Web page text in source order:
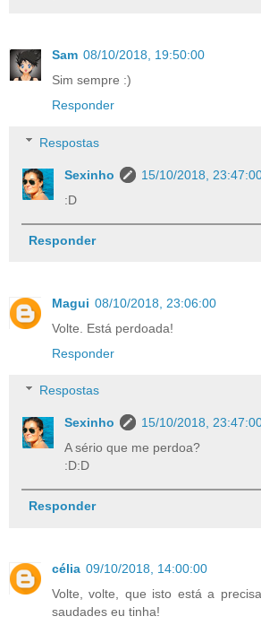
Sam 08/10/2018, 19:50:00
Sim sempre :)
Responder
Respostas
Sexinho
15/10/2018,
:D
Responder
Magui 08/10/2018, 23:06:00
Volte. Está perdoada!
Responder
Respostas
Sexinho
15/10/2018,
A sério que me perdoa?
:D:D
Responder
célia 09/10/2018, 14:00:00
Volte, volte, que isto está a
saudades eu tinha!